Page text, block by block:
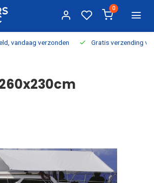
0
vandaag verzonden Gratis verzending